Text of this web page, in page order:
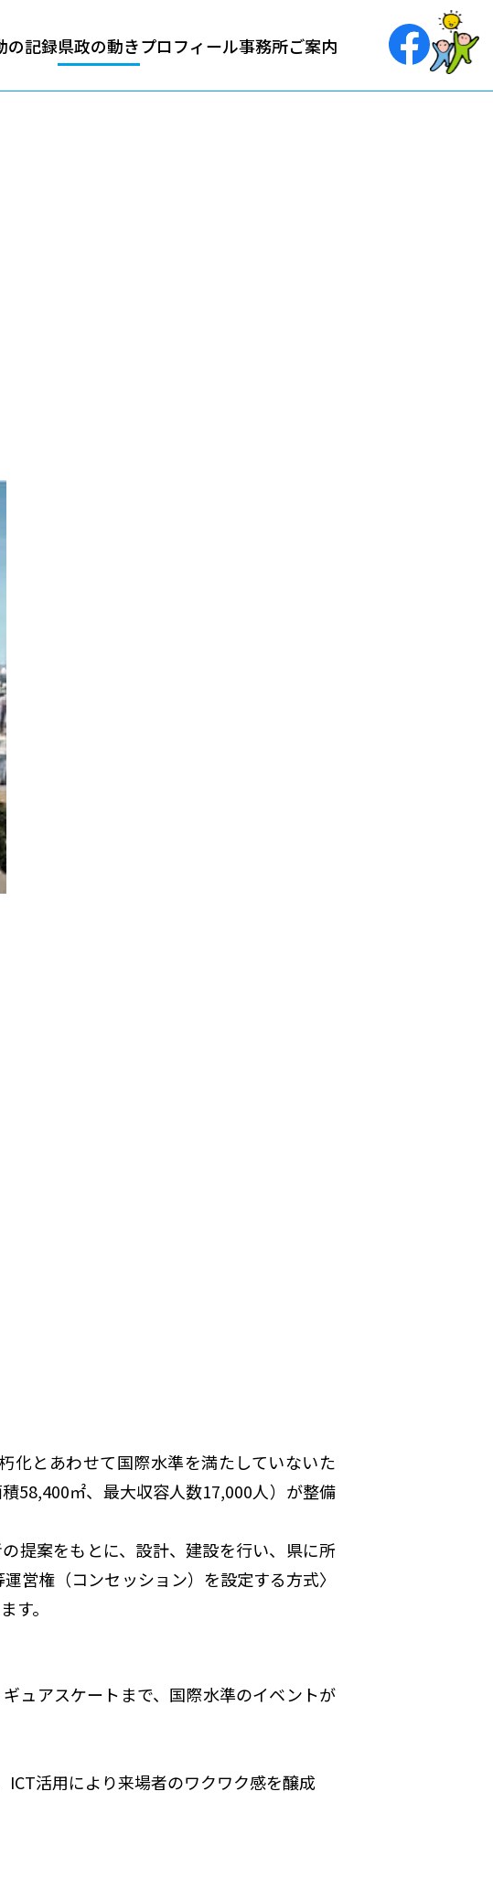
の記録県政の動きプロフィール事務所ご案内
化とあわせて国際水準を満たしていないた
58,400㎡、最大収容人数17,000人）が整備
提案をもとに、設計、建設を行い、県に所
営権（コンセッション）を設定する方式〉
す。
ュアスケートまで、国際水準のイベントが
ICT活用により来場者のワクワク感を醸成